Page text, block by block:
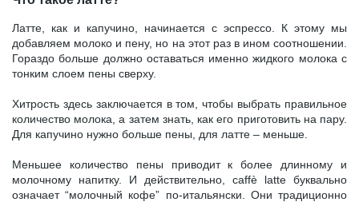
Латте, как и капучино, начинается с эспрессо. К этому мы
добавляем молоко и пену, но на этот раз в ином соотношении.
Гораздо больше должно оставаться именно жидкого молока с
тонким слоем пены сверху.
Хитрость здесь заключается в том, чтобы выбрать правильное
количество молока, а затем знать, как его приготовить на пару.
Для капучино нужно больше пены, для латте – меньше.
Меньшее количество пены приводит к более длинному и
молочному напитку. И действительно, caffè latte буквально
означает “молочный кофе” по-итальянски. Они традиционно